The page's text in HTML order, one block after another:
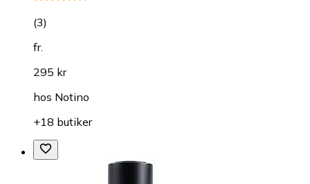
(3)
fr.
295 kr
hos Notino
+18 butiker